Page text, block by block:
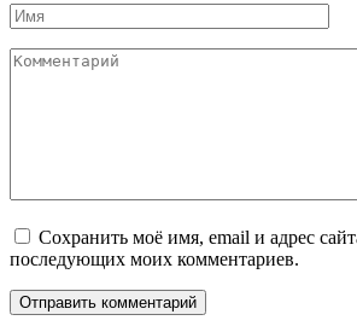
Имя
*
Комментарий
Сохранить моё имя, email и адрес
последующих моих комментариев.